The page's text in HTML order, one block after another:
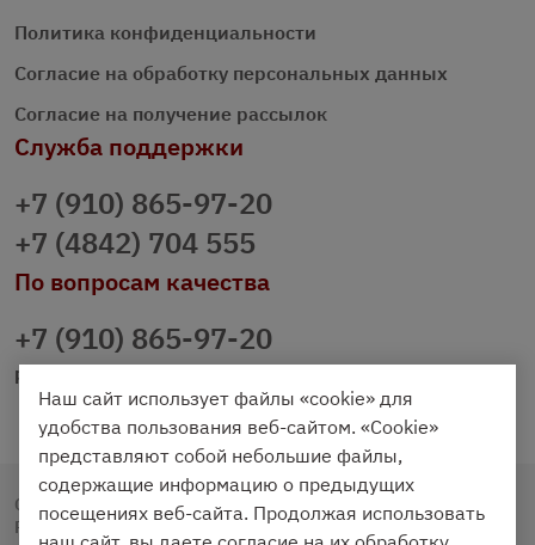
Политика конфиденциальности
Согласие на обработку персональных данных
Согласие на получение рассылок
Служба поддержки
+7 (910) 865-97-20
+7 (4842) 704 555
По вопросам качества
+7 (910) 865-97-20
prazdnichniy40@palmi.ru
Copyright © 2020 - 2026. Праздничный Стол.
Разработка и продвижение - Vegas Studio
Наш сайт использует файлы «cookie» для
удобства пользования веб-сайтом. «Cookie»
представляют собой небольшие файлы,
содержащие информацию о предыдущих
посещениях веб-сайта. Продолжая использовать